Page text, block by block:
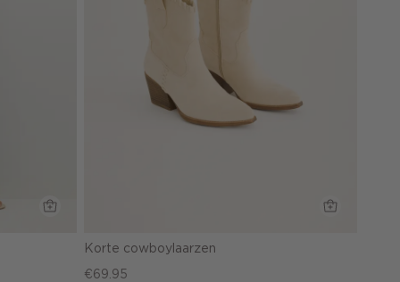
Korte cowboylaarzen
€69.95